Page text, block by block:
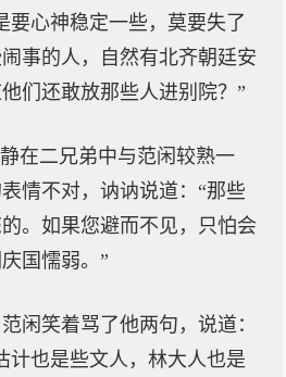
要心神稳定一些，莫要失了
事的人，自然有北齐朝廷安
们还敢放那些人进别院？”
在二兄弟中与范闲较熟一
情不对，讷讷说道：“那些
。如果您避而不见，只怕会
国懦弱。”
闲笑着骂了他两句，说道：
计也是些文人，林大人也是